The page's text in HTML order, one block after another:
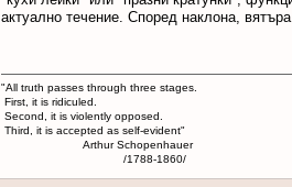
актуално течение. Според наклона,
"All truth passes through three stages.
First, it is ridiculed.
Second, it is violently opposed.
Third, it is accepted as self-evident"
Arthur Schopenhauer
/1788-1860/